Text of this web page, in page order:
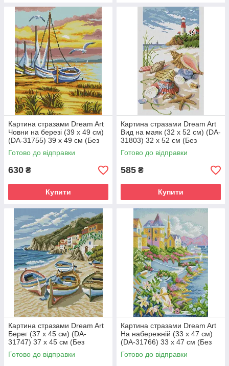
Картина стразами Dream Art
Човни на березі (39 х 49 см)
(DA-31755) 39 х 49 см (Без
підрамника)
Готово до відправки
630 ₴
Купити
Картина стразами Dream Art
Вид на маяк (32 х 52 см) (DA-
31803) 32 х 52 см (Без
підрамника)
Готово до відправки
585 ₴
Купити
Картина стразами Dream Art
Берег (37 х 45 см) (DA-
31747) 37 х 45 см (Без
підрамника)
Готово до відправки
Картина стразами Dream Art
На набережній (33 х 47 см)
(DA-31766) 33 х 47 см (Без
підрамника)
Готово до відправки